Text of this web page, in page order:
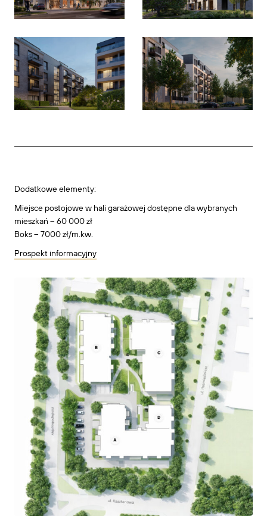
Dodatkowe elementy:
Miejsce postojowe w hali garażowej dostępne dla wybranych
mieszkań – 60 000 zł
Boks – 7000 zł/m.kw.
Prospekt informacyjny